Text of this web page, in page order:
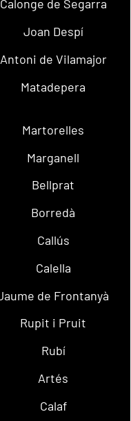
Calonge de Segarra
Joan Despí
Antoni de Vilamajor
Matadepera
Martorelles
Marganell
Bellprat
Borredà
Callús
Calella
de Frontanyà
Rupit i Pruit
Rubí
Artés
Calaf